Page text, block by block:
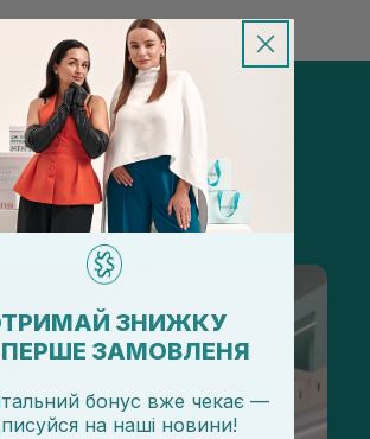
в Instagram
ЗНИЖКУ
ЗАМОВЛЕНЯ
бонус вже чекає —
на наші новини!